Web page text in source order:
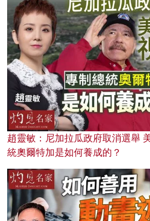
趙靈敏：尼加拉瓜政府取消選舉
統奧爾特加是如何養成的？